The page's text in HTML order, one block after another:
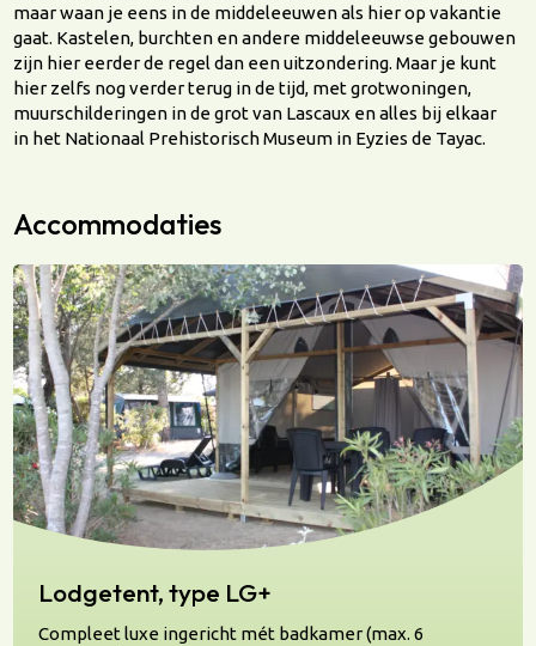
maar waan je eens in de middeleeuwen als hier op vakantie
gaat. Kastelen, burchten en andere middeleeuwse gebouwen
zijn hier eerder de regel dan een uitzondering. Maar je kunt
hier zelfs nog verder terug in de tijd, met grotwoningen,
muurschilderingen in de grot van Lascaux en alles bij elkaar
in het Nationaal Prehistorisch Museum in Eyzies de Tayac.
Accommodaties
Lodgetent, type LG+
Compleet luxe ingericht mét badkamer (max. 6